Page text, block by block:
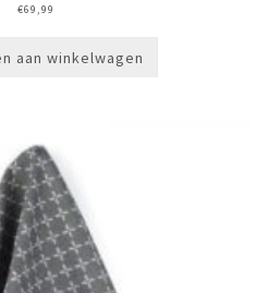
€69,99
aan winkelwagen